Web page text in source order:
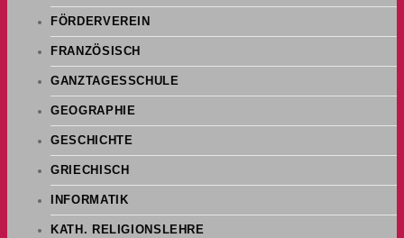
FÖRDERVEREIN
FRANZÖSISCH
GANZTAGESSCHULE
GEOGRAPHIE
GESCHICHTE
GRIECHISCH
INFORMATIK
KATH. RELIGIONSLEHRE